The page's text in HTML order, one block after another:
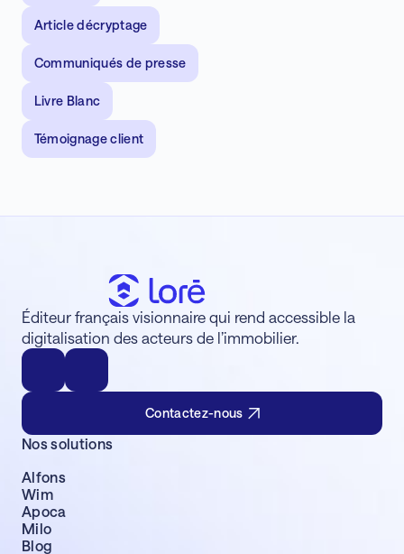
Article décryptage
Communiqués de presse
Livre Blanc
Témoignage client
Éditeur français visionnaire qui rend accessible la
digitalisation des acteurs de l’immobilier.
Contactez-nous
Nos solutions
Alfons
Wim
Apoca
Milo
Blog